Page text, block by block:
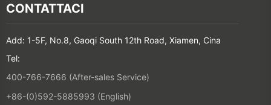
CONTATTACI
Add: 1-5F, No.8, Gaoqi South 12th Road, Xiamen, Cina
Tel:
400-766-7666 (After-sales Service)
+86-(0)592-5885993 (English)